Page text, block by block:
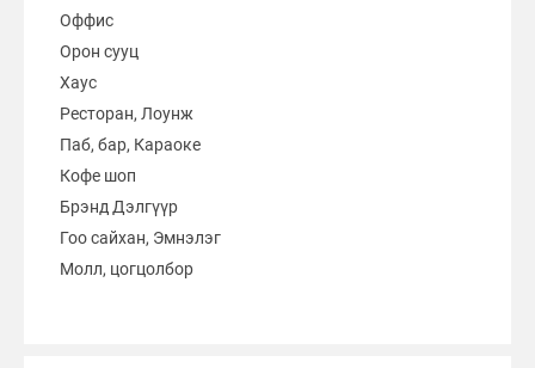
Оффис
Орон сууц
Хаус
Ресторан, Лоунж
Паб, бар, Караоке
Кофе шоп
Брэнд Дэлгүүр
Гоо сайхан, Эмнэлэг
Молл, цогцолбор